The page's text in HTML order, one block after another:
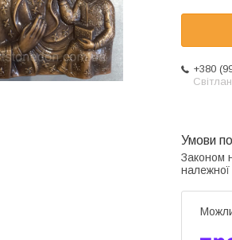
+380
Законом
належної